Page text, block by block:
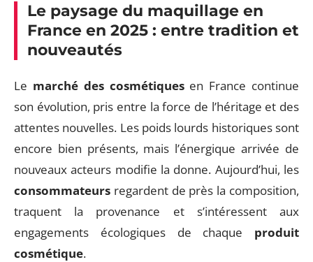
Le paysage du maquillage en
France en 2025 : entre tradition et
nouveautés
Le marché des cosmétiquesen France continue
son évolution, pris entre la force de l’héritage et des
attentes nouvelles. Les poids lourds historiques sont
encore bien présents, mais l’énergique arrivée de
nouveaux acteurs modifie la donne. Aujourd’hui, les
consommateurs regardent de près la composition,
traquent la provenance et s’intéressent aux
engagements écologiques de chaque produit
cosmétique.